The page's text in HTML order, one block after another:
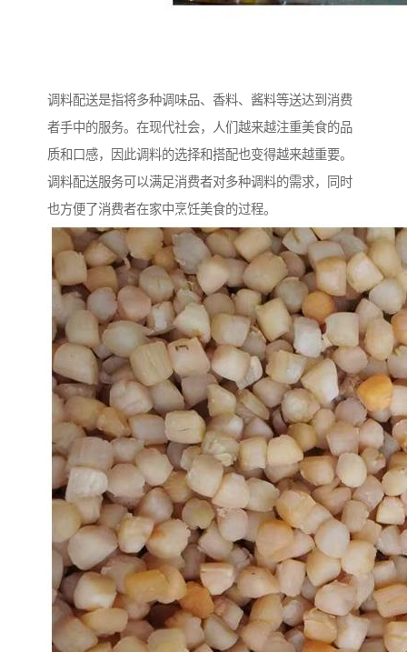
调料配送是指将多种调味品、香料、酱料等送达到消费
者手中的服务。在现代社会，人们越来越注重美食的品
质和口感，因此调料的选择和搭配也变得越来越重要。
调料配送服务可以满足消费者对多种调料的需求，同时
也方便了消费者在家中烹饪美食的过程。